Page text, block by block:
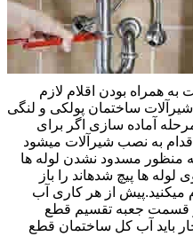
به همراه بودن اقلام لازم
ساختمان پولکی و لنگی
آماده سازی اگر برای
به نصب شیرآلات میشود
منظور مسدود نشدن لوله ها
ها پیچ شدهاند را باز
میکنید.پیش از هر کاری آب
قسمت جعبه تقسیم قطع
باید آب کل ساختمان قطع